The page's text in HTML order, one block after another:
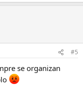
#5
se organizan